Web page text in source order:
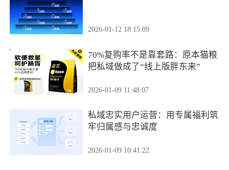
2026-01-12 18:15:09
70%复购率不是靠套路：原本猫粮
把私域做成了“线上版胖东来”
2026-01-09 11:48:07
私域忠实用户运营：用专属福利筑
牢归属感与忠诚度
2026-01-09 10:41:22